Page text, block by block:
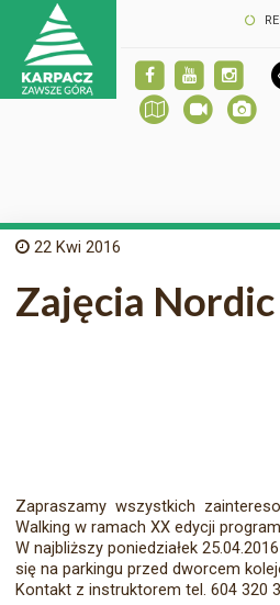
22 Kwi 2016
Zajęcia
Zapraszamy wszystkich
Walking w ramach XX edycji
W najbliższy poniedziałek
się na parkingu przed dworcem
Kontakt z instruktorem tel. 604 320